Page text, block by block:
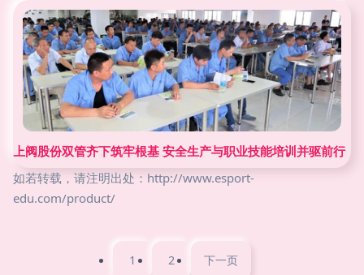
上阀股份双管齐下筑牢根基 安全生产与职业技能培训并驱前行
如若转载，请注明出处：http://www.esport-
edu.com/product/
1 2 下一页